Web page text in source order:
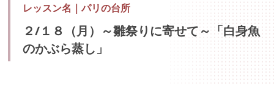
レッスン名｜ パリの台所
２/１８（月）～雛祭りに寄せて～「白身魚
のかぶら蒸し」